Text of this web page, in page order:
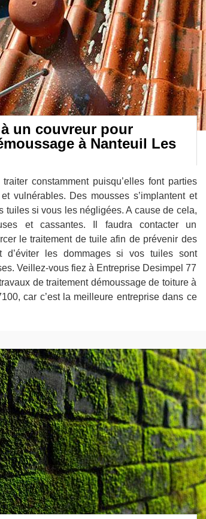
un couvreur pour
à Nanteuil Les
constamment puisqu’elles font parties
vulnérables. Des mousses s’implantent et
tuiles si vous les négligées. A cause de cela,
et cassantes. Il faudra contacter un
le traitement de tuile afin de prévenir des
d’éviter les dommages si vos tuiles sont
Veillez-vous fiez à Entreprise Desimpel 77
de traitement démoussage de toiture à
car c’est la meilleure entreprise dans ce